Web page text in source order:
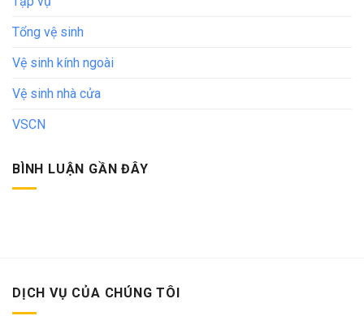
Tổng vệ sinh
Vệ sinh kính ngoài
Vệ sinh nhà cửa
VSCN
BÌNH LUẬN GẦN ĐÂY
DỊCH VỤ CỦA CHÚNG TÔI